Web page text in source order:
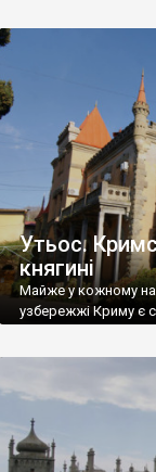
Утьос.
княгині
Майже у кожному
узбережжі Криму є